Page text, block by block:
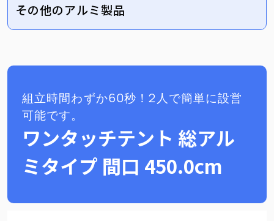
その他のアルミ製品
組立時間わずか60秒！2人で簡単に設営
可能です。
ワンタッチテント 総アル
ミタイプ 間口 450.0cm